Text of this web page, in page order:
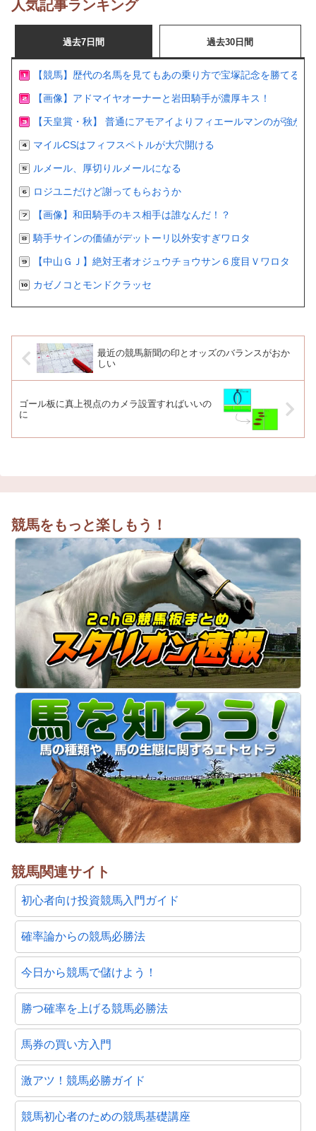
人気記事ランキング
過去7日間 過去30日間
【競馬】歴代の名馬を見てもあの乗り方で宝塚記念を勝てる
【画像】アドマイヤオーナーと岩田騎手が濃厚キス！
【天皇賞・秋】 普通にアモアイよりフィエールマンのが強かっ
マイルCSはフィフスペトルが大穴開ける
ルメール、厚切りルメールになる
ロジユニだけど謝ってもらおうか
【画像】和田騎手のキス相手は誰なんだ！？
騎手サインの価値がデットーリ以外安すぎワロタ
【中山ＧＪ】絶対王者オジュウチョウサン６度目Ｖワロタ
カゼノコとモンドクラッセ
最近の競馬新聞の印とオッズのバランスがおか
しい
ゴール板に真上視点のカメラ設置すればいいの
に
競馬をもっと楽しもう！
競馬関連サイト
初心者向け投資競馬入門ガイド
確率論からの競馬必勝法
今日から競馬で儲けよう！
勝つ確率を上げる競馬必勝法
馬券の買い方入門
激アツ！競馬必勝ガイド
競馬初心者のための競馬基礎講座